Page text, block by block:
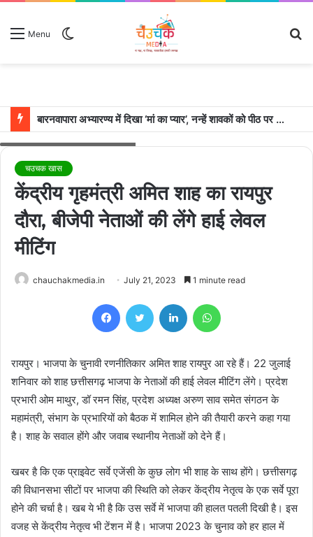
Menu
बारनवापारा अभ्यारण्य में दिखा ‘मां का प्यार’, नन्हें शावकों को पीठ पर बैठाकर घूमती दिखी मादा भालू
Amit Shah. (File Photo: IANS)
चउचक खास
केंद्रीय गृहमंत्री अमित शाह का रायपुर
दौरा, बीजेपी नेताओं की लेंगे हाई लेवल
मीटिंग
chauchakmedia.in July 21, 2023 1 minute read
FacebookTwitter LinkedIn
रायपुर। भाजपा के चुनावी रणनीतिकार अमित शाह रायपुर आ रहे हैं। 22 जुलाई
शनिवार को शाह छत्तीसगढ़ भाजपा के नेताओं की हाई लेवल मीटिंग लेंगे। प्रदेश
प्रभारी ओम माथुर, डॉ रमन सिंह, प्रदेश अध्यक्ष अरुण साव समेत संगठन के
महामंत्री, संभाग के प्रभारियों को बैठक में शामिल होने की तैयारी करने कहा गया
है। शाह के सवाल होंगे और जवाब स्थानीय नेताओं को देने हैं।
खबर है कि एक प्राइवेट सर्वे एजेंसी के कुछ लोग भी शाह के साथ होंगे। छत्तीसगढ़
की विधानसभा सीटों पर भाजपा की स्थिति को लेकर केंद्रीय नेतृत्व के एक सर्वे पूरा
होने की चर्चा है। खब ये भी है कि उस सर्वे में भाजपा की हालत पतली दिखी है। इस
वजह से केंद्रीय नेतृत्व भी टेंशन में है। भाजपा 2023 के चुनाव को हर हाल में